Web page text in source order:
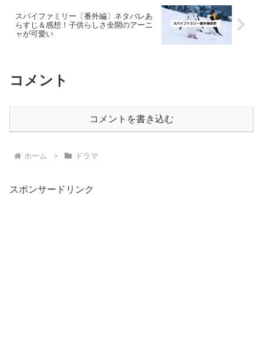
スパイファミリー〔番外編〕ネタバレあ
らすじ＆感想！子供らしさ全開のアーニ
ャが可愛い
コメント
コメントを書き込む
ホーム ドラマ
スポンサードリンク